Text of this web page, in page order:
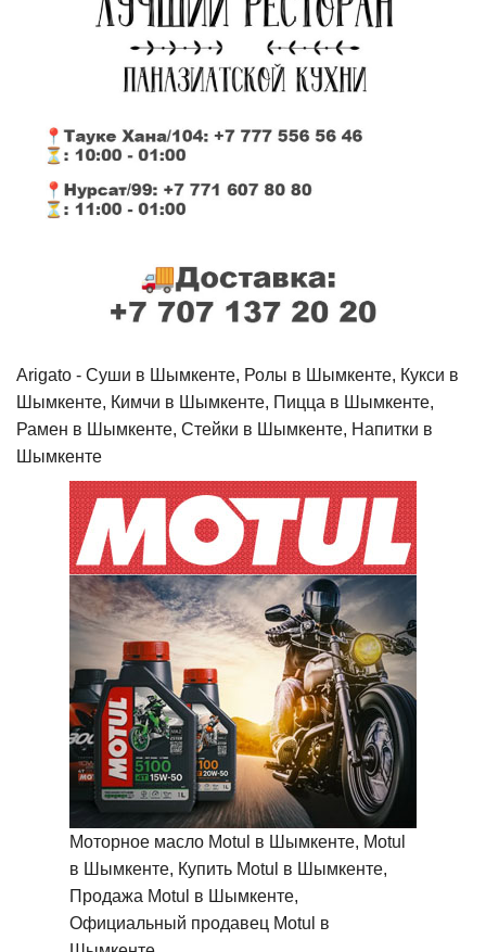
Arigato - Cуши в Шымкенте, Ролы в Шымкенте, Кукси в
Шымкенте, Кимчи в Шымкенте, Пицца в Шымкенте,
Рамен в Шымкенте, Стейки в Шымкенте, Напитки в
Шымкенте
Моторное масло Motul в Шымкенте, Motul
в Шымкенте, Купить Motul в Шымкенте,
Продажа Motul в Шымкенте,
Официальный продавец Motul в